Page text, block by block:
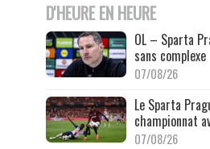
D'HEURE EN HEURE
OL – Sparta
sans complexe
07/08/26
Le Sparta
championnat
07/08/26